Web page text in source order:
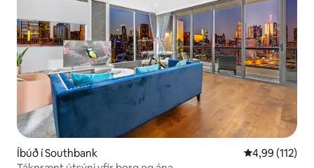
Íbúð í Southbank 4,99 af 5 í
4,99 (112)